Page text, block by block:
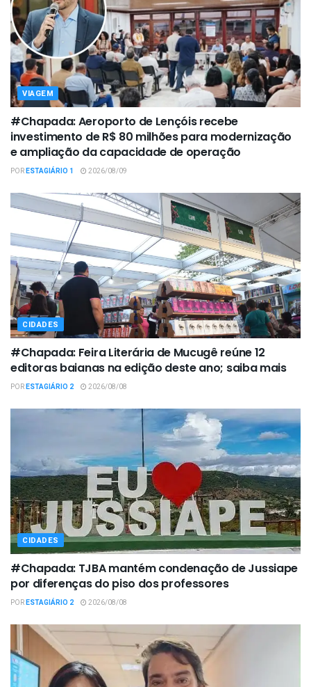
VIAGEM
#Chapada: Aeroporto de Lençóis recebe
investimento de R$ 80 milhões para modernização
e ampliação da capacidade de operação
PORESTAGIÁRIO 1 2026/08/09
CIDADES
#Chapada: Feira Literária de Mucugê reúne 12
editoras baianas na edição deste ano; saiba mais
PORESTAGIÁRIO 2 2026/08/08
CIDADES
#Chapada: TJBA mantém condenação de Jussiape
por diferenças do piso dos professores
PORESTAGIÁRIO 2 2026/08/08